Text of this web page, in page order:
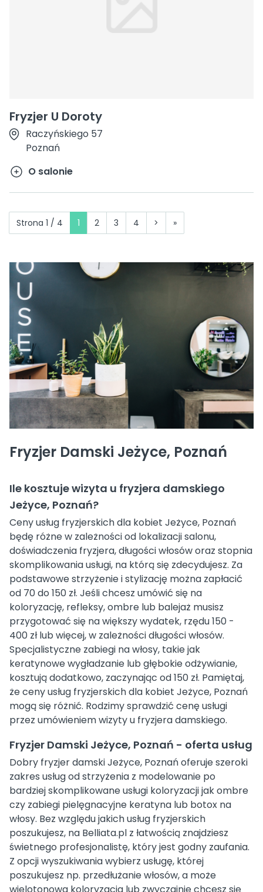
Fryzjer U Doroty
Raczyńskiego 57
Poznań
O salonie
Strona 1 / 4 1 2 3 4 > »
Fryzjer Damski Jeżyce, Poznań
Ile kosztuje wizyta u fryzjera damskiego
Jeżyce, Poznań?
Ceny usług fryzjerskich dla kobiet Jeżyce, Poznań
będę różne w zależności od lokalizacji salonu,
doświadczenia fryzjera, długości włosów oraz stopnia
skomplikowania usługi, na którą się zdecydujesz. Za
podstawowe strzyżenie i stylizację można zapłacić
od 70 do 150 zł. Jeśli chcesz umówić się na
koloryzację, refleksy, ombre lub balejaż musisz
przygotować się na większy wydatek, rzędu 150 -
400 zł lub więcej, w zależności długości włosów.
Specjalistyczne zabiegi na włosy, takie jak
keratynowe wygładzanie lub głębokie odżywianie,
kosztują dodatkowo, zaczynając od 150 zł. Pamiętaj,
że ceny usług fryzjerskich dla kobiet Jeżyce, Poznań
mogą się różnić. Rodzimy sprawdzić cenę usługi
przez umówieniem wizyty u fryzjera damskiego.
Fryzjer Damski Jeżyce, Poznań - oferta usług
Dobry fryzjer damski Jeżyce, Poznań oferuje szeroki
zakres usług od strzyżenia z modelowanie po
bardziej skomplikowane usługi koloryzacji jak ombre
czy zabiegi pielęgnacyjne keratyna lub botox na
włosy. Bez względu jakich usług fryzjerskich
poszukujesz, na Belliata.pl z łatwością znajdziesz
świetnego profesjonalistę, który jest godny zaufania.
Z opcji wyszukiwania wybierz usługę, której
poszukujesz np. przedłużanie włosów, a może
wielotonowa koloryzacja lub zwyczajnie chcesz się